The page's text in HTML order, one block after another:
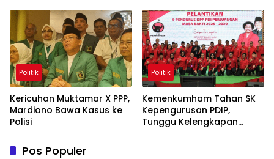
Politik
Kericuhan Muktamar X PPP,
Mardiono Bawa Kasus ke
Polisi
Politik
Kemenkumham Tahan SK
Kepengurusan PDIP,
Tunggu Kelengkapan
Pos Populer